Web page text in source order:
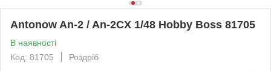
Antonow An-2 / An-2CX 1/48 Hobby Boss 81705
В наявності
Код: 81705
Роздріб